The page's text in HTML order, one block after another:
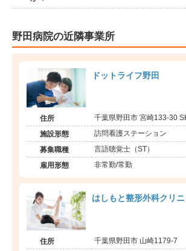
野田病院の近隣事業所
ドットライフ野田
住所 千葉県野田市 宮崎133-30
施設形態 訪問看護ステーション
募集職種 言語聴覚士（ST）
雇用形態 非常勤/常勤
はしもと整形外科クリニ
住所 千葉県野田市 山崎1179-7